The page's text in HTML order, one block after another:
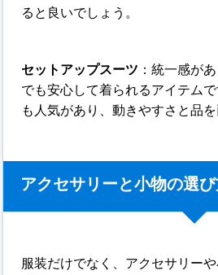
ると良いでしょう。
セットアップスーツ ：統一感が
でも安心して着られるアイテム
も人気があり、動きやすさと品を
アクセサリーと小物の選
服装だけでなく、アクセサリー